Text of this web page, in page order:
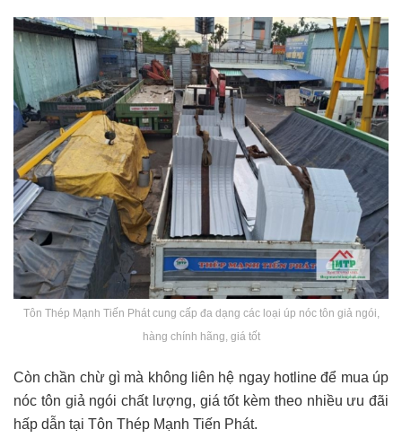
Tôn Thép Mạnh Tiến Phát cung cấp đa dạng các loại úp nóc tôn giả ngói,
hàng chính hãng, giá tốt
Còn chần chừ gì mà không liên hệ ngay hotline để mua úp
nóc tôn giả ngói chất lượng, giá tốt kèm theo nhiều ưu đãi
hấp dẫn tại Tôn Thép Mạnh Tiến Phát.